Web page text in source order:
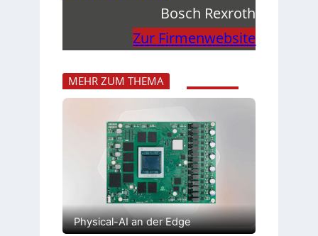
Bosch Rexroth
Zur Firmenwebsite
MEHR ZUM THEMA
Physical-AI an der Edge